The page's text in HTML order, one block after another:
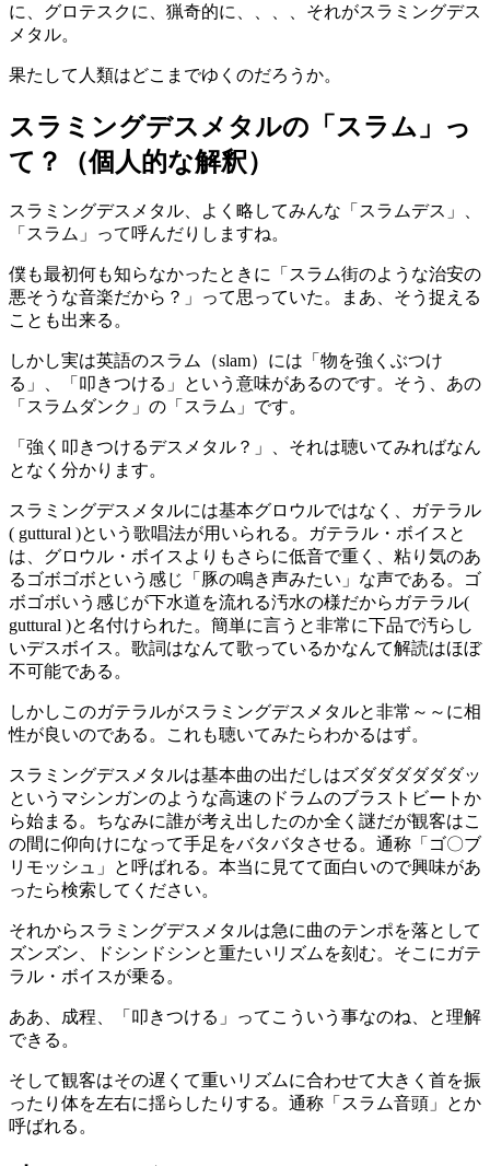
に、グロテスクに、猟奇的に、、、、それがスラミングデス
メタル。
果たして人類はどこまでゆくのだろうか。
スラミングデスメタルの「スラム」っ
て？（個人的な解釈）
スラミングデスメタル、よく略してみんな「スラムデス」、
「スラム」って呼んだりしますね。
僕も最初何も知らなかったときに「スラム街のような治安の
悪そうな音楽だから？」って思っていた。まあ、そう捉える
ことも出来る。
しかし実は英語のスラム（slam）には「物を強くぶつけ
る」、「叩きつける」という意味があるのです。そう、あの
「スラムダンク」の「スラム」です。
「強く叩きつけるデスメタル？」、それは聴いてみればなん
となく分かります。
スラミングデスメタルには基本グロウルではなく、ガテラル
( guttural )という歌唱法が用いられる。ガテラル・ボイスと
は、グロウル・ボイスよりもさらに低音で重く、粘り気のあ
るゴボゴボという感じ「豚の鳴き声みたい」な声である。ゴ
ボゴボいう感じが下水道を流れる汚水の様だからガテラル(
guttural )と名付けられた。簡単に言うと非常に下品で汚らし
いデスボイス。歌詞はなんて歌っているかなんて解読はほぼ
不可能である。
しかしこのガテラルがスラミングデスメタルと非常～～に相
性が良いのである。これも聴いてみたらわかるはず。
スラミングデスメタルは基本曲の出だしはズダダダダダダッ
というマシンガンのような高速のドラムのブラストビートか
ら始まる。ちなみに誰が考え出したのか全く謎だが観客はこ
の間に仰向けになって手足をバタバタさせる。通称「ゴ〇ブ
リモッシュ」と呼ばれる。本当に見てて面白いので興味があ
ったら検索してください。
それからスラミングデスメタルは急に曲のテンポを落として
ズンズン、ドシンドシンと重たいリズムを刻む。そこにガテ
ラル・ボイスが乗る。
ああ、成程、「叩きつける」ってこういう事なのね、と理解
できる。
そして観客はその遅くて重いリズムに合わせて大きく首を振
ったり体を左右に揺らしたりする。通称「スラム音頭」とか
呼ばれる。